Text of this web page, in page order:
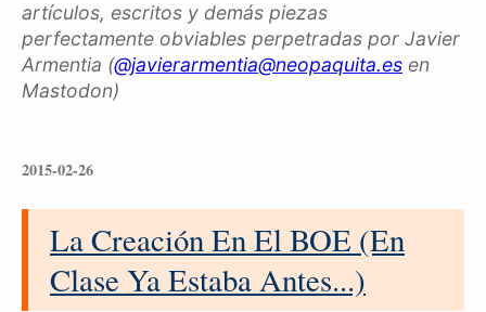
artículos, escritos y demás piezas
perfectamente obviables perpetradas por Javier
Armentia (@javierarmentia@neopaquita.es en
Mastodon)
2015-02-26
La Creación En El BOE (En
Clase Ya Estaba Antes...)